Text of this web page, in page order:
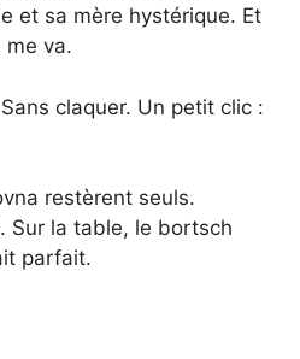
et sa mère hystérique. Et
me va.
claquer. Un petit clic :
restèrent seuls.
Sur la table, le bortsch
parfait.